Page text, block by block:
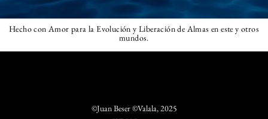
Hecho con Amor para la Evolución y Liberación de Almas en este y otros
mundos.
©Juan Beser ©Valala, 2025